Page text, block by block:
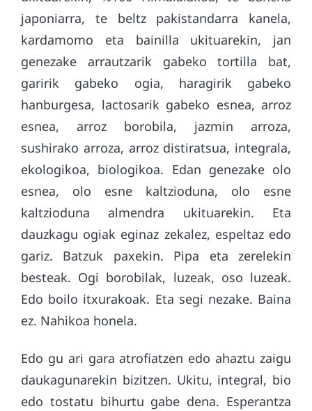
japoniarra, te beltz pakistandarra kanela,
kardamomo eta bainilla ukituarekin, jan
genezake arrautzarik gabeko tortilla bat,
garirik gabeko ogia, haragirik gabeko
hanburgesa, lactosarik gabeko esnea, arroz
esnea, arroz borobila, jazmin arroza,
sushirako arroza, arroz distiratsua, integrala,
ekologikoa, biologikoa. Edan genezake olo
esnea, olo esne kaltzioduna, olo esne
kaltzioduna almendra ukituarekin. Eta
dauzkagu ogiak eginaz zekalez, espeltaz edo
gariz. Batzuk paxekin. Pipa eta zerelekin
besteak. Ogi borobilak, luzeak, oso luzeak.
Edo boilo itxurakoak. Eta segi nezake. Baina
ez. Nahikoa honela.
Edo gu ari gara atrofiatzen edo ahaztu zaigu
daukagunarekin bizitzen. Ukitu, integral, bio
edo tostatu bihurtu gabe dena. Esperantza